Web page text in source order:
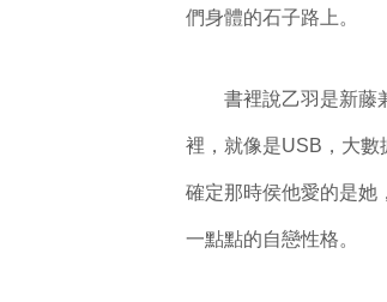
們身體的石子路上。
書裡說乙羽是新藤
裡，就像是USB ，大
確定那時侯他愛的是她
一點點的自戀性格。